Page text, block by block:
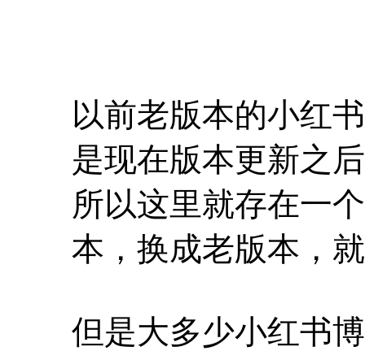
以前老版本的小红
是现在版本更新之
所以这里就存在一
本，换成老版本，
但是大多少小红书